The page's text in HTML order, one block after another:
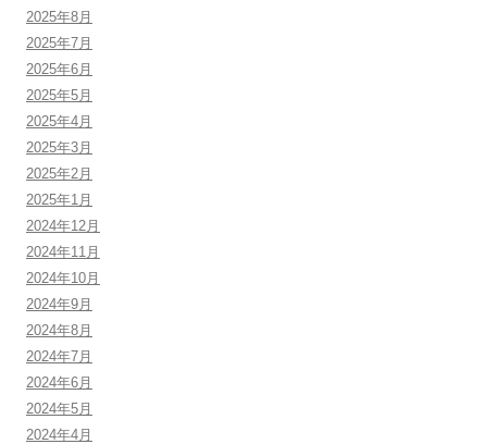
2025年8月
2025年7月
2025年6月
2025年5月
2025年4月
2025年3月
2025年2月
2025年1月
2024年12月
2024年11月
2024年10月
2024年9月
2024年8月
2024年7月
2024年6月
2024年5月
2024年4月